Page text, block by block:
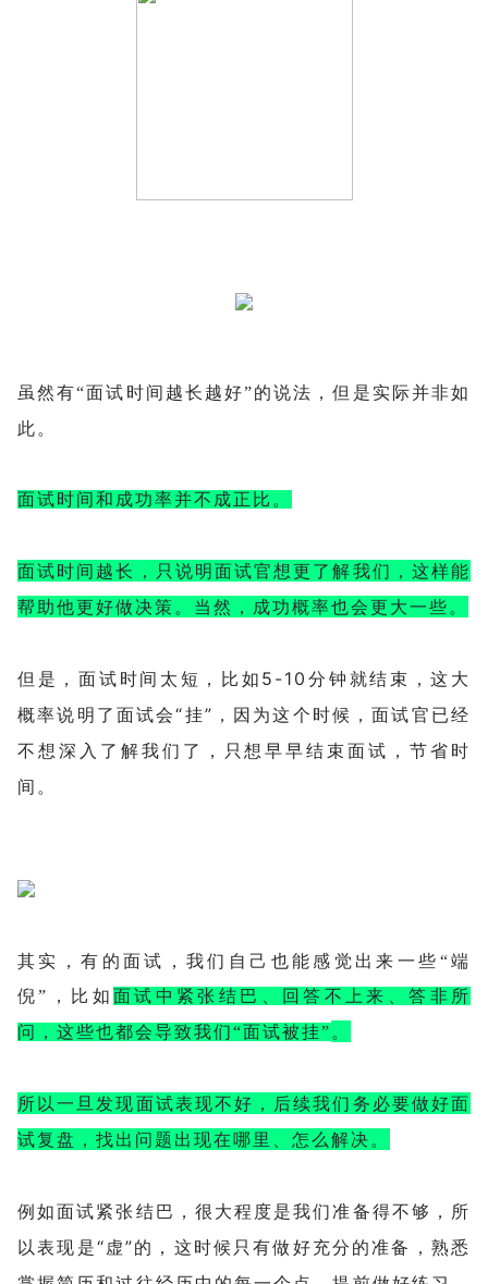
虽然有“面试时间越长越好”的说法，但是实际并非如
此。
面试时间和成功率并不成正比。
面试时间越长，只说明面试官想更了解我们，这样能
帮助他更好做决策。当然，成功概率也会更大一些。
但是，面试时间太短，
比如5-10分钟就结束，这大
概率说明了面试会“挂”，因为这个时候，面试官已经
不想深入了解我们了，只想早早结束面试，节省时
间。
其实，有的面试，我们自己也能感觉出来一些“端
倪”，比如 面试中紧张结巴、回答不上来、答非所
问，这些也都会导致我们“面试被挂”。
所以一旦发现面试表现不好，后续我们务必要做好面
试复盘，找出问题出现在哪里、怎么解决。
例如面试紧张结巴，很大程度是我们准备得不够，所
以表现是“虚”的，这时候只有做好充分的准备，熟悉